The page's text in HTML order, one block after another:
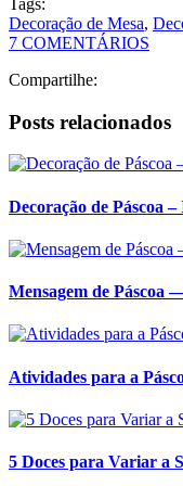
Decoração de Mesa,
7 COMENTÁRIOS
Compartilhe:
Posts relacionados
Decoração de Páscoa
Mensagem de Páscoa
Atividades para a
5 Doces para Variar a